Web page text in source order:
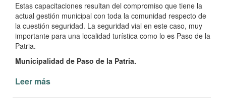
Estas capacitaciones resultan del compromiso que tiene la
actual gestión municipal con toda la comunidad respecto de
la cuestión seguridad. La seguridad vial en este caso, muy
importante para una localidad turística como lo es Paso de la
Patria.
Municipalidad de Paso de la Patria.
Leer más